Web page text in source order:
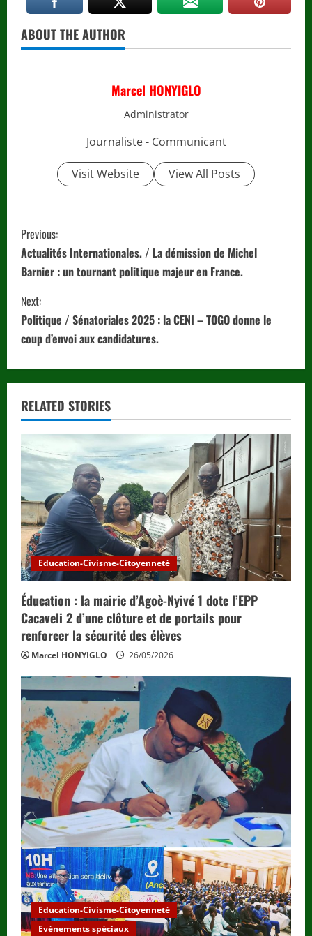
ABOUT THE AUTHOR
Marcel HONYIGLO
Administrator
Journaliste - Communicant
Visit Website View All Posts
C
o
n
t
i
n
u
e
R
e
a
d
i
n
g
Previous:
Actualités Internationales. / La démission de Michel
Barnier : un tournant politique majeur en France.
Next:
Politique / Sénatoriales 2025 : la CENI – TOGO donne le
coup d’envoi aux candidatures.
RELATED STORIES
Education-Civisme-Citoyenneté
Éducation : la mairie d’Agoè-Nyivé 1 dote l’EPP
Cacaveli 2 d’une clôture et de portails pour
renforcer la sécurité des élèves
Marcel HONYIGLO 26/05/2026
Education-Civisme-Citoyenneté
Evènements spéciaux